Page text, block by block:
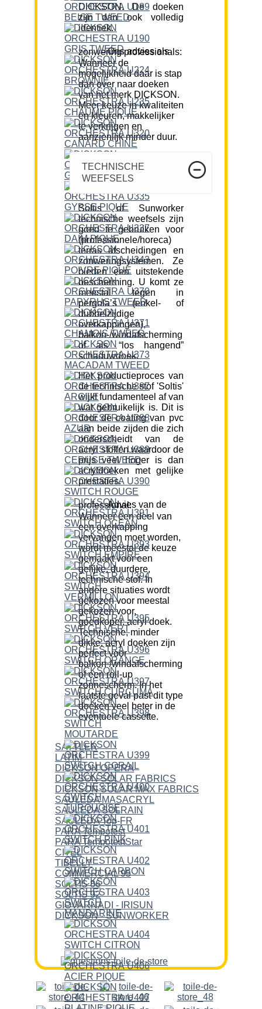
DICKSON. De doeken
zijn dan ook volledig
identiek.
Ons advies als zonwering professionals:
Wanneer de
mogelijkheid daar is stap
dan over naar doeken
van het merk DICKSON.
Meer keuze in kwaliteiten
en kleuren, makkelijker
te verkrijgen en
aanzienlijk minder duur.
TECHNISCHE
WEEFSELS
Soltis of Sunworker
technische weefsels zijn
goed te gebruiken voor
(professionele/horeca)
terras afscheidingen en
zonweringsystemen. Ze
bieden een uitstekende
bescherming. U komt ze
meestal tegen in
pergola’s (enkel- of
dubbelzijdige
overkappingen),
balkon-/windafscherming
of als “los hangend”
schaduwdoek.
Het productieproces van
de technische stof 'Soltis'
wijkt fundamenteel af van
wat gebruikelijk is. Dit is
door de coating van pvc
aan beide zijden die zich
onderscheidt van de
acryl stoffen waardoor de
prijs veel hoger is dan
acryldoeken met gelijke
prestaties.
Advies van de professional:
Wanneer een deel van
een overkapping
vervangen moet worden,
wordt meestal de keuze
gemaakt voor een
gelijke, duurdere,
technische stof. In
andere situaties wordt
gekozen voor meestal
gekozen voor,
goedkoper, acryl doek.
Technische, minder
dikke, acryl doeken zijn
perfect voor
balkon-/windafscherming
of een roll-up
zonnescherm. In het
laatste geval past dit type
doeken veel beter in de
eventuele cassette.
SATTLER
LATIM
DICKSON OPERA
DICKSON SOLAR FABRICS
DICKSON SOLAR MAX FABRICS
SAULEDA MASACRYL
SAULEDA SOLRAIN
SAULEDA Top-FR
PARA Tempotest
PARA TempotestStar
CITEL
TIBELLY
COMMERCIAL 95
SOLTIS 86
SOLTIS 92
GIOVARNADI - IRISUN
DICKSON - SUNWORKER